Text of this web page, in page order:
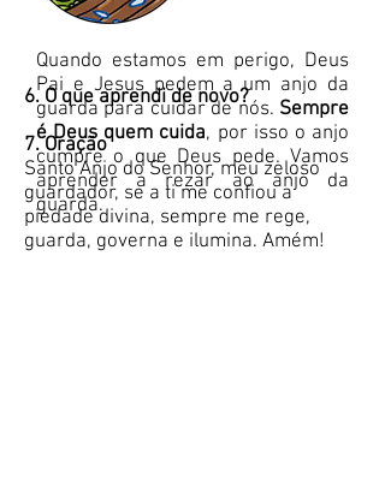
Quando estamos em perigo, Deus
Pai e Jesus pedem a um anjo da
guarda para cuidar de nós. Sempre
é Deus quem cuida, por isso o anjo
cumpre o que Deus pede. Vamos
aprender a rezar ao anjo da
guarda.
6. O que aprendi de novo?
7. Oração
Santo Anjo do Senhor, meu zeloso
guardador, se a ti me confiou a
piedade divina, sempre me rege,
guarda, governa e ilumina. Amém!